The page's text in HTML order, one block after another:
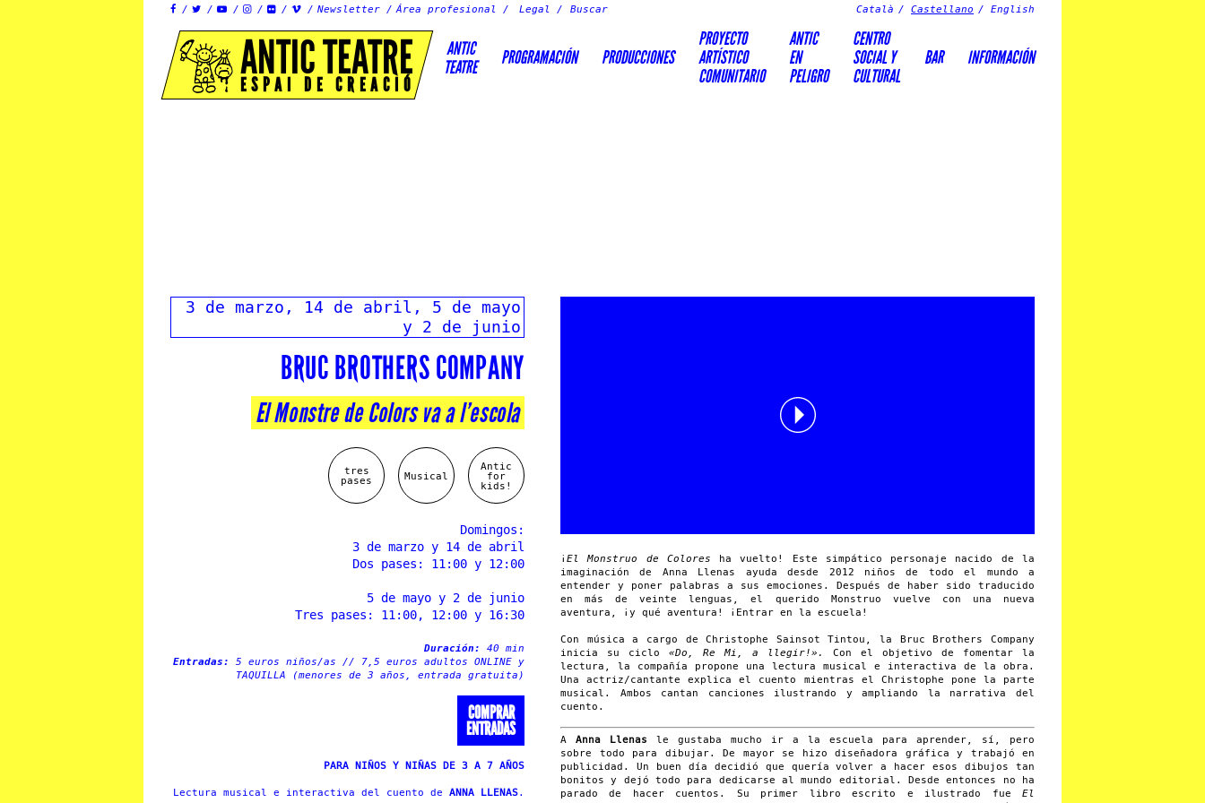
      Newsletter Área profesional Legal Català Castellano English
ANTIC TEATRE
ESPAI DE CREACIÓ
ANTIC
TEATRE
PROGRAMACIÓN PRODUCCIONES
PROYECTO
ARTÍSTICO
COMUNITARIO
ANTIC
EN
PELIGRO
CENTRO
SOCIAL Y
CULTURAL
BAR INFORMACIÓN
3 de marzo, 14 de abril, 5 de mayo
y 2 de junio
BRUC BROTHERS COMPANY
El Monstre de Colors va a l’escola
Antic
for
kids!
Musical
tres
pases
Domingos:
3 de marzo y 14 de abril
Dos pases: 11:00 y 12:00
5 de mayo y 2 de junio
Tres pases: 11:00, 12:00 y 16:30
Duración: 40 min
Entradas: 5 euros niños/as // 7,5 euros adultos ONLINE y
TAQUILLA (menores de 3 años, entrada gratuita)
COMPRAR
ENTRADAS
PARA NIÑOS Y NIÑAS DE 3 A 7 AÑOS
Lectura musical e interactiva del cuento de ANNA LLENAS.
¡ El Monstruo de Colores ha vuelto! Este simpático personaje nacido de la
imaginación de Anna Llenas ayuda desde 2012 niños de todo el mundo a
entender y poner palabras a sus emociones. Después de haber sido traducido
en más de veinte lenguas, el querido Monstruo vuelve con una nueva
aventura, ¡y qué aventura! ¡Entrar en la escuela!
Con música a cargo de Christophe Sainsot Tintou, la Bruc Brothers Company
inicia su ciclo «Do, Re Mi, a llegir!».
Con el objetivo de fomentar la
lectura, la compañía propone una lectura musical e interactiva de la obra.
Una actriz/cantante explica el cuento mientras el Christophe pone la parte
musical. Ambos cantan canciones ilustrando y ampliando la narrativa del
cuento.
A Anna Llenas le gustaba mucho ir a la escuela para aprender, sí, pero
sobre todo para dibujar. De mayor se hizo diseñadora gráfica y trabajó en
publicidad. Un buen día decidió que quería volver a hacer esos dibujos tan
bonitos y dejó todo para dedicarse al mundo editorial. Desde entonces no ha
parado de hacer cuentos. Su primer libro escrito e ilustrado fue El